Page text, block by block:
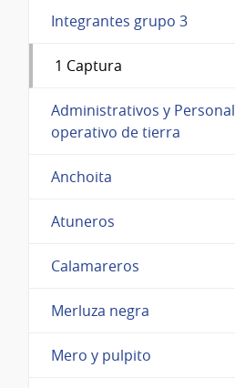
Integrantes grupo 3
1 Captura
Administrativos y Personal
operativo de tierra
Anchoita
Atuneros
Calamareros
Merluza negra
Mero y pulpito